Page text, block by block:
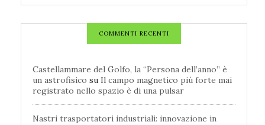
COMMENTI RECENTI
Castellammare del Golfo, la “Persona dell’anno” è
un astrofisico su Il campo magnetico più forte mai
registrato nello spazio è di una pulsar
Nastri trasportatori industriali: innovazione in